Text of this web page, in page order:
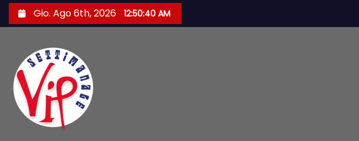
a
Gio. Ago 6th, 2026 12:50:41 AM